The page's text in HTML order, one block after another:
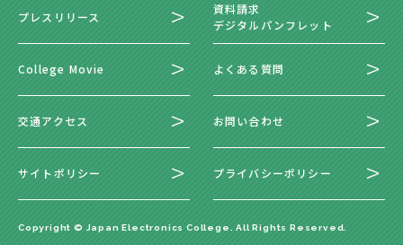
プレスリリース
資料請求
デジタルパンフレット
College Movie よくある質問
交通アクセス お問い合わせ
サイトポリシー プライバシーポリシー
Copyright © Japan Electronics College. All Rights Reserved.